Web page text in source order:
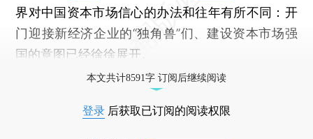
界对中国资本市场信心的办法和往年有所不同：开
门迎接新经济企业的“独角兽”们、建设资本市场强
国的意图已经徐徐展开。
本文共计8591字 订阅后继续阅读
登录 后获取已订阅的阅读权限